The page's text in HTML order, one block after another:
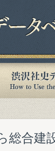
総合建